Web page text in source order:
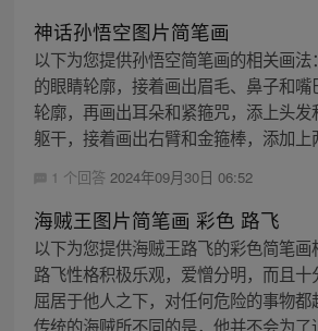
神话孙悟空图片简笔画
以下为您提供孙悟空简笔画的相关画
的眼睛轮廓，接着画出眉毛、鼻子和
轮廓，再画出耳朵和紧箍咒，添上头
躯干，接着画出右臂和金箍棒，添加上
1 个回答 2024年09月30日 06:52
海贼王图片简笔画 彩色 路飞
以下为您提供海贼王路飞的彩色简笔
路飞性格积极乐观，爱憎分明，而且
屈居于他人之下，对任何危险的事物
传统的海贼所不同的是，他并不会为了